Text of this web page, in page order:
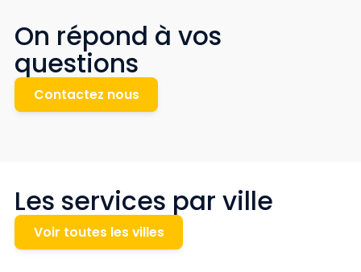
On répond à vos
questions
Contactez nous
Les services par ville
Voir toutes les villes